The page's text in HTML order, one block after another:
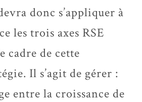
donc s’appliquer à
les trois axes RSE
cadre de cette
Il s’agit de gérer :
entre la croissance de